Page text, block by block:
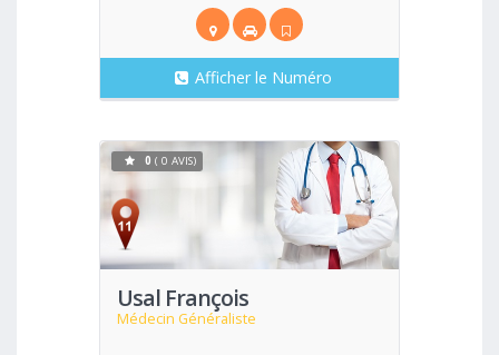
Afficher le Numéro
Usal François
Médecin Généraliste
Voir
0 ( 0 AVIS)